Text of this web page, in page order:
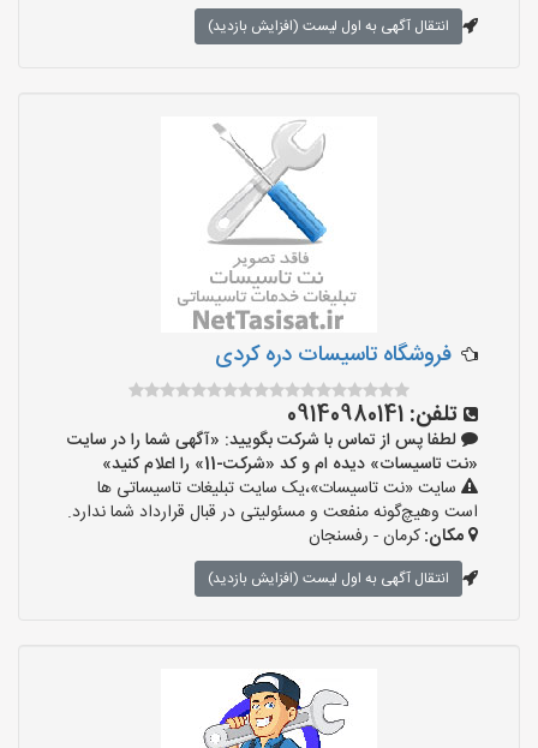
انتقال آگهی به اول لیست (افزایش بازدید)
‌فروشگاه تاسیسات دره کردی
تلفن: 09140980141
لطفا پس از تماس با شرکت بگویید: «آگهی شما را در سایت
«نت تاسیسات» دیده ام و کد «شرکت-11» را اعلام کنید»
سایت «نت تاسیسات»،یک سایت تبلیغات تاسیساتی ها
است وهیچ‌گونه منفعت و مسئولیتی در قبال قرارداد شما ندارد.
مکان:کرمان - رفسنجان
انتقال آگهی به اول لیست (افزایش بازدید)